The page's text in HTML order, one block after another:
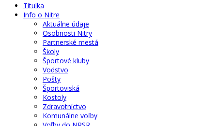
Titulka
Info o Nitre
Aktuálne údaje
Osobnosti Nitry
Partnerské mestá
Školy
Športové kluby
Vodstvo
Pošty
Športoviská
Kostoly
Zdravotníctvo
Komunálne voľby